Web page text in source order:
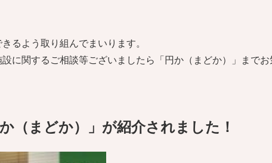
るよう取り組んでまいります。
に関するご相談等ございましたら「円か（まどか）」まで
（まどか）」が紹介されました！